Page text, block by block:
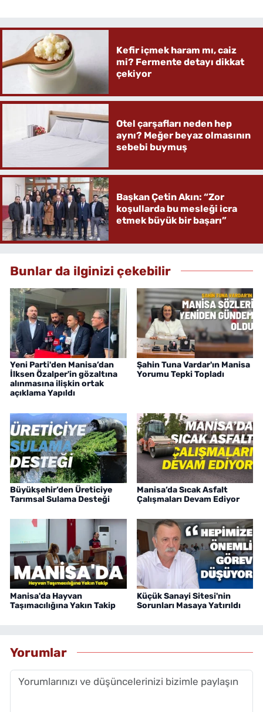
Kefir içmek haram mı, caiz
mi? Fermente detayı dikkat
çekiyor
Otel çarşafları neden hep
aynı? Meğer beyaz olmasının
sebebi buymuş
Başkan Çetin Akın: “Zor
koşullarda bu mesleği icra
etmek büyük bir başarı”
Bunlar da ilginizi çekebilir
Yeni Parti'den Manisa’dan
İlksen Özalper'in gözaltına
alınmasına ilişkin ortak
açıklama Yapıldı
Şahin Tuna Vardar'ın Manisa
Yorumu Tepki Topladı
Büyükşehir’den Üreticiye
Tarımsal Sulama Desteği
Manisa’da Sıcak Asfalt
Çalışmaları Devam Ediyor
Manisa'da Hayvan
Taşımacılığına Yakın Takip
Küçük Sanayi Sitesi'nin
Sorunları Masaya Yatırıldı
Yorumlar